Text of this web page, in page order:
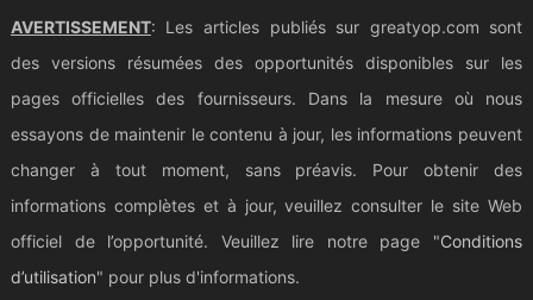
AVERTISSEMENT: Les articles publiés sur greatyop.com sont
des versions résumées des opportunités disponibles sur les
pages officielles des fournisseurs. Dans la mesure où nous
essayons de maintenir le contenu à jour, les informations peuvent
changer à tout moment, sans préavis. Pour obtenir des
informations complètes et à jour, veuillez consulter le site Web
officiel de l’opportunité. Veuillez lire notre page "Conditions
d’utilisation" pour plus d'informations.